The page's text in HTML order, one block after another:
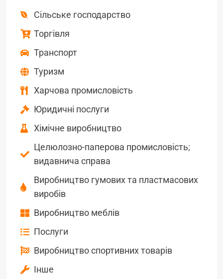
Сільське господарство
Торгівля
Транспорт
Туризм
Харчова промисловість
Юридичні послуги
Хімічне виробництво
Целюлозно-паперова промисловість;
видавнича справа
Виробництво гумових та пластмасових
виробів
Виробництво меблів
Послуги
Виробництво спортивних товарів
Інше